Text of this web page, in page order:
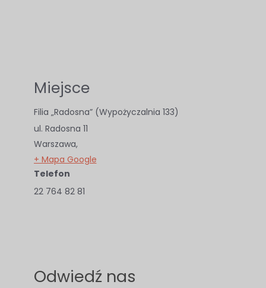
Miejsce
Filia „Radosna” (Wypożyczalnia 133)
ul. Radosna 11
Warszawa,
+ Mapa Google
Telefon
22 764 82 81
Odwiedź nas